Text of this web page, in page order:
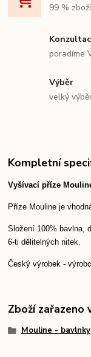
99 %
poradíme
Výběr
velký
Kompletní
Vyšívací příze
Příze Mouline je
Složení 100% bavlna,
6-ti dělitelných nitek.
Český výrobek -
Zboží zařazeno
Mouline - bavlnky